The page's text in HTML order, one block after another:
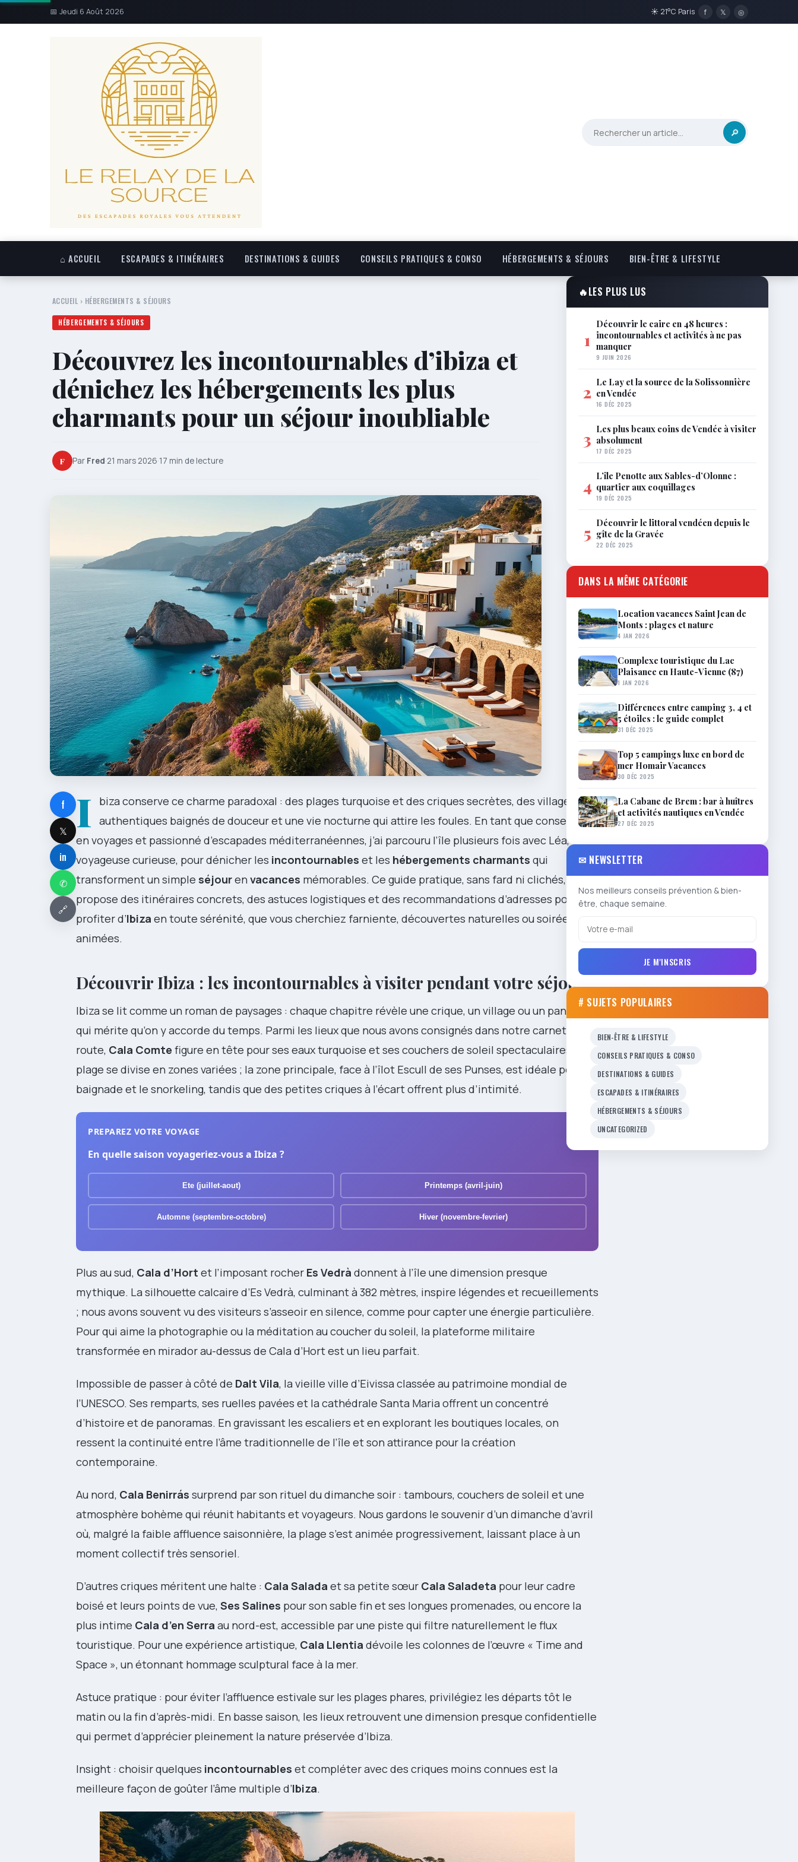
📅 Jeudi 6 Août 2026 ☀ 21°C Paris f 𝕏 ◎
🔎
⌂ ACCUEIL ESCAPADES & ITINÉRAIRES DESTINATIONS & GUIDES CONSEILS PRATIQUES & CONSO HÉBERGEMENTS & SÉJOURS BIEN-ÊTRE & LIFESTYLE
ACCUEIL › HÉBERGEMENTS & SÉJOURS
HÉBERGEMENTS & SÉJOURS
Découvrez les incontournables d’ibiza et
dénichez les hébergements les plus
charmants pour un séjour inoubliable
F Par Fred·21 mars 2026·17 min de lecture
f
𝕏
in
✆
🔗
I
biza conserve ce charme paradoxal : des plages turquoise et des criques secrètes, des villages
authentiques baignés de douceur et une vie nocturne qui attire les foules. En tant que conseiller
en voyages et passionné d’escapades méditerranéennes, j’ai parcouru l’île plusieurs fois avec Léa, une
voyageuse curieuse, pour dénicher les incontournables et les hébergements charmants qui
transforment un simple séjouren vacances mémorables. Ce guide pratique, sans fard ni clichés,
propose des itinéraires concrets, des astuces logistiques et des recommandations d’adresses pour
profiter d’Ibiza en toute sérénité, que vous cherchiez farniente, découvertes naturelles ou soirées
animées.
Découvrir Ibiza : les incontournables à visiter pendant votre séjour
Ibiza se lit comme un roman de paysages : chaque chapitre révèle une crique, un village ou un panorama
qui mérite qu’on y accorde du temps. Parmi les lieux que nous avons consignés dans notre carnet de
route, Cala Comte figure en tête pour ses eaux turquoise et ses couchers de soleil spectaculaires. La
plage se divise en zones variées ; la zone principale, face à l’îlot Escull de ses Punses, est idéale pour la
baignade et le snorkeling, tandis que des petites criques à l’écart offrent plus d’intimité.
PREPAREZ VOTRE VOYAGE
En quelle saison voyageriez-vous a Ibiza ?
Ete (juillet-aout) Printemps (avril-juin)
Automne (septembre-octobre) Hiver (novembre-fevrier)
Plus au sud, Cala d’Hort et l’imposant rocher Es Vedrà donnent à l’île une dimension presque
mythique. La silhouette calcaire d’Es Vedrà, culminant à 382 mètres, inspire légendes et recueillements
; nous avons souvent vu des visiteurs s’asseoir en silence, comme pour capter une énergie particulière.
Pour qui aime la photographie ou la méditation au coucher du soleil, la plateforme militaire
transformée en mirador au-dessus de Cala d’Hort est un lieu parfait.
Impossible de passer à côté de Dalt Vila, la vieille ville d’Eivissa classée au patrimoine mondial de
l’UNESCO. Ses remparts, ses ruelles pavées et la cathédrale Santa Maria offrent un concentré
d’histoire et de panoramas. En gravissant les escaliers et en explorant les boutiques locales, on
ressent la continuité entre l’âme traditionnelle de l’île et son attirance pour la création
contemporaine.
Au nord, Cala Benirrás surprend par son rituel du dimanche soir : tambours, couchers de soleil et une
atmosphère bohème qui réunit habitants et voyageurs. Nous gardons le souvenir d’un dimanche d’avril
où, malgré la faible affluence saisonnière, la plage s’est animée progressivement, laissant place à un
moment collectif très sensoriel.
D’autres criques méritent une halte : Cala Salada et sa petite sœur Cala Saladeta pour leur cadre
boisé et leurs points de vue, Ses Salines pour son sable fin et ses longues promenades, ou encore la
plus intime Cala d’en Serra au nord-est, accessible par une piste qui filtre naturellement le flux
touristique. Pour une expérience artistique, Cala Llentia dévoile les colonnes de l’œuvre « Time and
Space », un étonnant hommage sculptural face à la mer.
Astuce pratique : pour éviter l’affluence estivale sur les plages phares, privilégiez les départs tôt le
matin ou la fin d’après-midi. En basse saison, les lieux retrouvent une dimension presque confidentielle
qui permet d’apprécier pleinement la nature préservée d’Ibiza.
Insight : choisir quelques incontournables et compléter avec des criques moins connues est la
meilleure façon de goûter l’âme multiple d’Ibiza.
🔥LES PLUS LUS
1
Découvrir le caire en 48 heures :
incontournables et activités à ne pas
manquer
9 JUIN 2026
2 Le Lay et la source de la Solissonnière
en Vendée
16 DÉC 2025
3 Les plus beaux coins de Vendée à visiter
absolument
17 DÉC 2025
4 L’île Penotte aux Sables-d’Olonne :
quartier aux coquillages
19 DÉC 2025
5 Découvrir le littoral vendéen depuis le
gîte de la Gravée
22 DÉC 2025
DANS LA MÊME CATÉGORIE
Location vacances Saint Jean de
Monts : plages et nature
4 JAN 2026
Complexe touristique du Lac
Plaisance en Haute-Vienne (87)
1 JAN 2026
Différences entre camping 3, 4 et
5 étoiles : le guide complet
31 DÉC 2025
Top 5 campings luxe en bord de
mer Homair Vacances
30 DÉC 2025
La Cabane de Brem : bar à huîtres
et activités nautiques en Vendée
27 DÉC 2025
✉ NEWSLETTER
Nos meilleurs conseils prévention & bien-
être, chaque semaine.
JE M'INSCRIS
# SUJETS POPULAIRES
BIEN-ÊTRE & LIFESTYLE
CONSEILS PRATIQUES & CONSO
DESTINATIONS & GUIDES
ESCAPADES & ITINÉRAIRES
HÉBERGEMENTS & SÉJOURS
UNCATEGORIZED